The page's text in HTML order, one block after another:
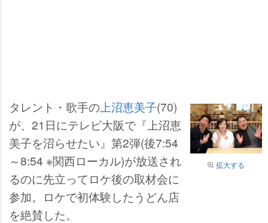
拡大する
タレント・歌手の 上沼恵美子(70)
が、21日にテレビ大阪で『上沼恵
美子を沼らせたい』第2弾(後7:54
～8:54 ※関西ローカル)が放送され
るのに先立ってロケ後の取材会に
参加。ロケで初体験したうどん店
を絶賛した。